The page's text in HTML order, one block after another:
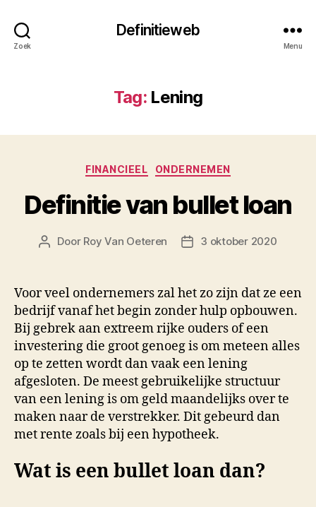
Zoek
Definitieweb
Menu
Tag: Lening
Categorieën
FINANCIEEL ONDERNEMEN
Definitie van bullet loan
Berichtauteur
Door Roy Van Oeteren Berichtdatum
3 oktober 2020
Voor veel ondernemers zal het zo zijn dat ze een
bedrijf vanaf het begin zonder hulp opbouwen.
Bij gebrek aan extreem rijke ouders of een
investering die groot genoeg is om meteen alles
op te zetten wordt dan vaak een lening
afgesloten. De meest gebruikelijke structuur
van een lening is om geld maandelijks over te
maken naar de verstrekker. Dit gebeurd dan
met rente zoals bij een hypotheek.
Wat is een bullet loan dan?